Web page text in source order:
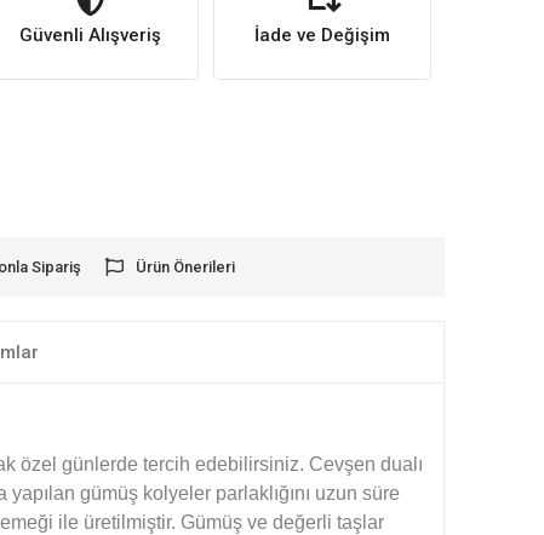
Güvenli Alışveriş İade ve Değişim
Sipariş Ürün Önerileri
özel günlerde tercih edebilirsiniz. Cevşen dualı
gümüş kolyeler parlaklığını uzun süre
ile üretilmiştir. Gümüş ve değerli taşlar